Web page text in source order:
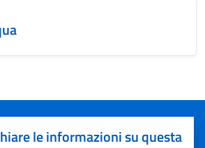
le informazioni su questa